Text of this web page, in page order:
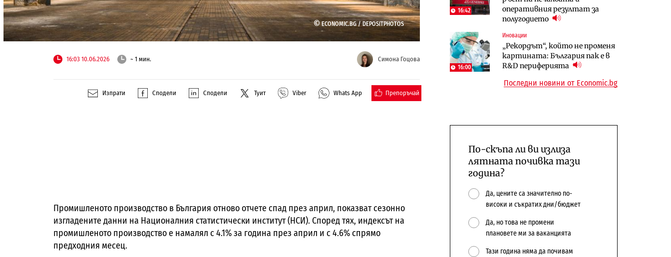
©ECONOMIC.BG /DEPOSITPHOTOS
16:03 10.06.2026 ~ 1 мин. Симона Гоцова
Изпрати Сподели Сподели Туит Viber Whats App Препоръчай
Промишленото производство в България отново отчете спад през април, показват сезонно
изгладените данни на Националния статистически институт (НСИ). Според тях, индексът на
промишленото производство е намалял с 4.1% за година през април и с 4.6% спрямо
предходния месец.
16:42
оперативния резултат за
полугодието
16:00
Иновации
„Рекордът“, който не променя
картината: България пак е в
R&D периферията
център в Доброславци
Трафикът толкова е намалял,
че големи медии обмислят да се
откажат напълно от Google
център в Доброславци
10:12
Държавният ТЕЦ „Марица
изток 2“ работи с 5 блока
Последни новини от Economic.bg
По-скъпа ли ви излиза
лятната почивка тази
година?
Да, цените са значително по-
високи и съкратих дни/бюджет
Да, но това не промени
плановете ми за ваканцията
Тази година няма да почивам